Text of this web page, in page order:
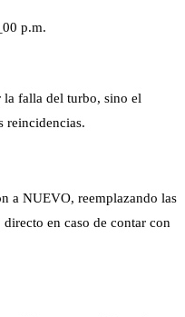
la falla del turbo, sino el
reincidencias.
a NUEVO, reemplazando las
en caso de contar con